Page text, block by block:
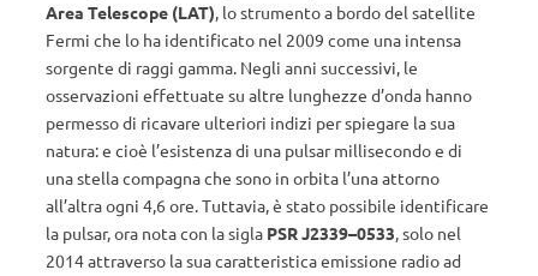
Area Telescope (LAT), lo strumento a bordo del satellite
Fermi che lo ha identificato nel 2009 come una intensa
sorgente di raggi gamma. Negli anni successivi, le
osservazioni effettuate su altre lunghezze d’onda hanno
permesso di ricavare ulteriori indizi per spiegare la sua
natura: e cioè l’esistenza di una pulsar millisecondo e di
una stella compagna che sono in orbita l’una attorno
all’altra ogni 4,6 ore. Tuttavia, è stato possibile identificare
la pulsar, ora nota con la sigla PSR J2339–0533, solo nel
2014 attraverso la sua caratteristica emissione radio ad